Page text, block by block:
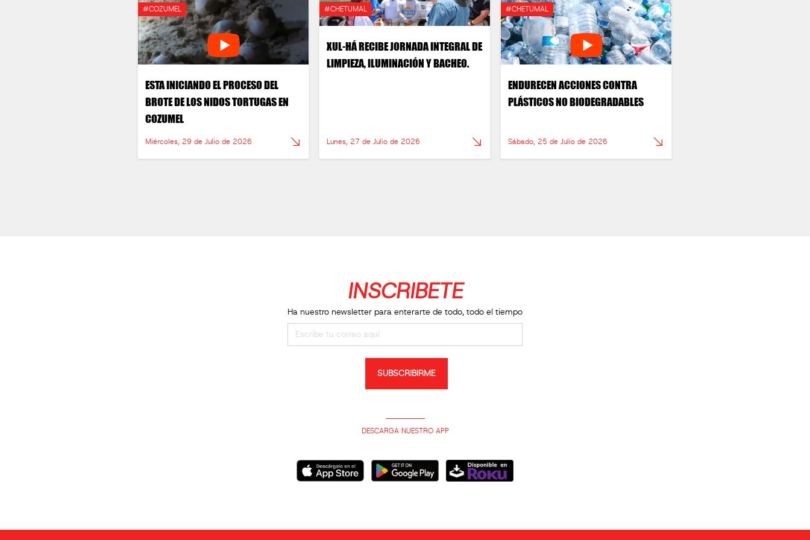
#COZUMEL
ESTA INICIANDO EL PROCESO DEL
BROTE DE LOS NIDOS TORTUGAS EN
COZUMEL
Miércoles, 29 de Julio de 2026
#CHETUMAL
XUL-HÁ RECIBE JORNADA INTEGRAL DE
LIMPIEZA, ILUMINACIÓN Y BACHEO.
Lunes, 27 de Julio de 2026
#CHETUMAL
ENDURECEN ACCIONES CONTRA
PLÁSTICOS NO BIODEGRADABLES
Sábado, 25 de Julio de 2026
INSCRIBETE
Ha nuestro newsletter para enterarte de todo, todo el tiempo
SUBSCRIBIRME
DESCARGA NUESTRO APP